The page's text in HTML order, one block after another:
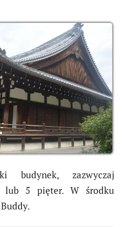
zazwyczaj
lub 5 pięter. W środku